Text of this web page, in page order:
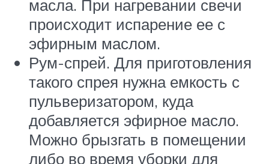
масла. При нагревании свечи
происходит испарение ее с
эфирным маслом.
Рум-спрей. Для приготовления
такого спрея нужна емкость с
пульверизатором, куда
добавляется эфирное масло.
Можно брызгать в помещении
либо во время уборки для